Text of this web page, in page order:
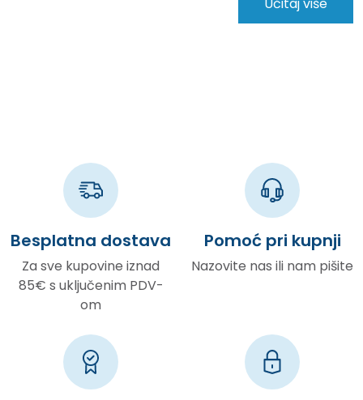
Besplatna dostava
Za sve kupovine iznad
85€ s uključenim PDV-
om
Pomoć pri kupnji
Nazovite nas ili nam pišite